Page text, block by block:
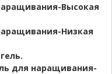
Высокая
Низкая
для наращивания-